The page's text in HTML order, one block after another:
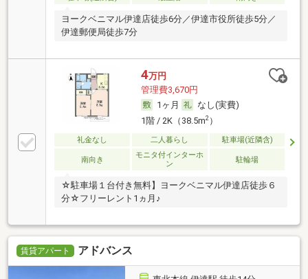
ヨークベニマル伊達店徒歩6分／伊達市役所徒歩5分／
伊達郵便局徒歩7分
4万円
管理費3,670円
1ヶ月
なし(実費)
1階 / 2K（38.5m2）
礼金なし 二人暮らし 駐車場(近隣含)
南向き
モニタ付インターホ
ン
駐輪場
☆駐車場１台付き無料】ヨークベニマル伊達店徒歩６
分☆フリーレント1ヵ月♪
賃貸アパート アドバンス